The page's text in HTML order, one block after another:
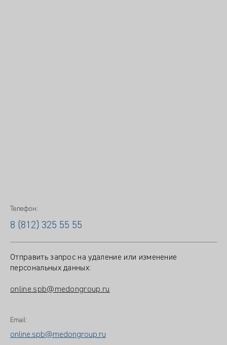
Телефон:
8 (812) 325 55 55
Отправить запрос на удаление или изменение
персональных данных:
online.spb@medongroup.ru
Email:
online.spb@medongroup.ru